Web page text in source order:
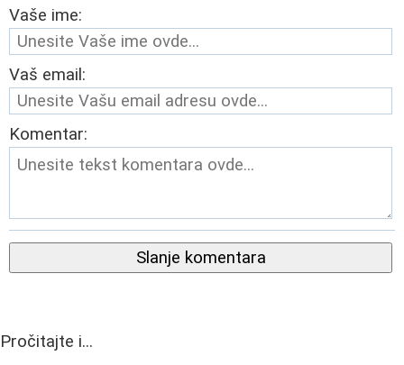
Vaše ime:
Vaš email:
Komentar:
Slanje komentara
Pročitajte i...